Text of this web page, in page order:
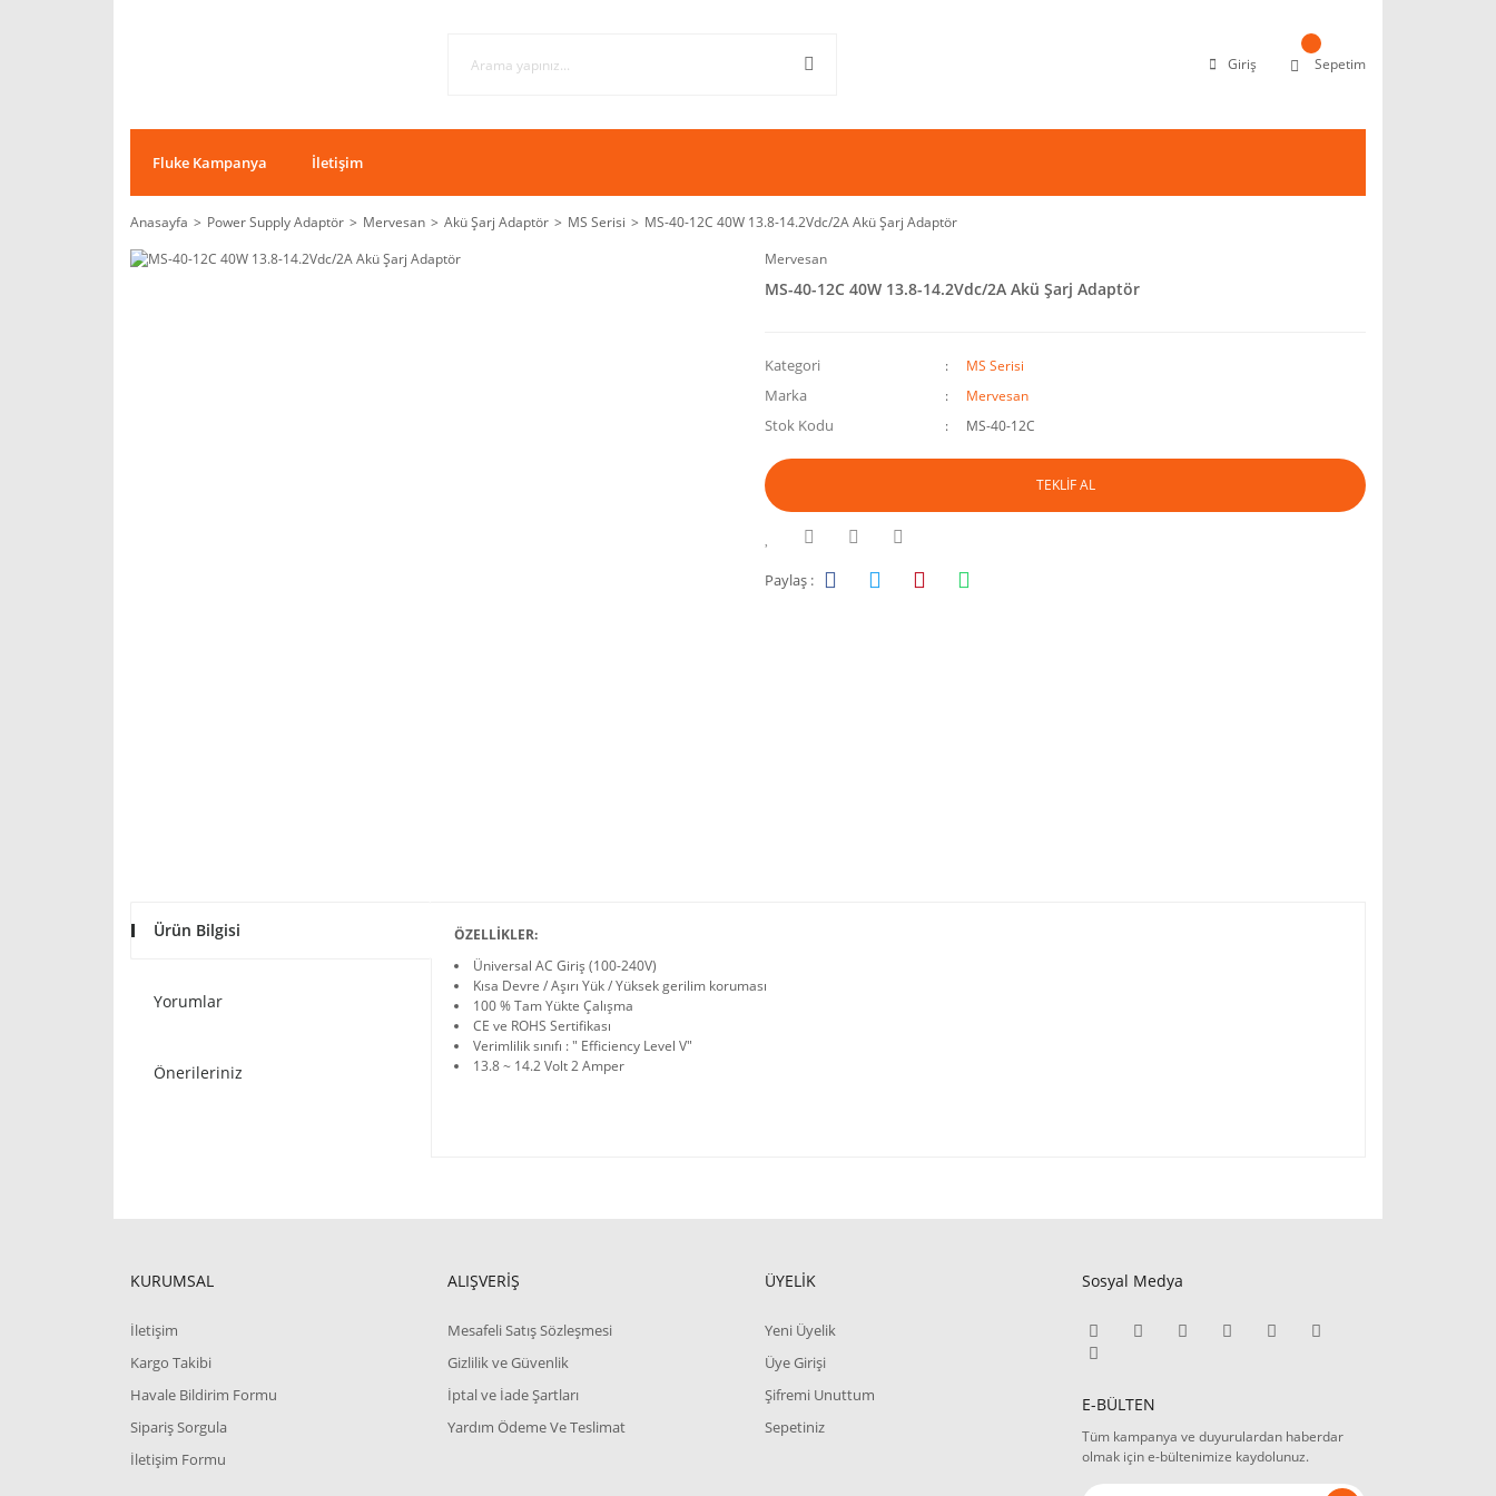
Giriş Sepetim
Fluke Kampanya İletişim
Anasayfa Power Supply Adaptör Mervesan Akü Şarj Adaptör MS Serisi
MS-40-12C 40W 13.8-14.2Vdc/2A Akü Şarj Adaptör
Mervesan
MS-40-12C 40W 13.8-14.2Vdc/2A Akü Şarj Adaptör
Kategori MS Serisi
Marka Mervesan
Stok Kodu MS-40-12C
TEKLİF AL
Paylaş :
Ürün Bilgisi
Yorumlar
Önerileriniz
ÖZELLİKLER:
Üniversal AC Giriş (100-240V)
Kısa Devre / Aşırı Yük / Yüksek gerilim koruması
100 % Tam Yükte Çalışma
CE ve ROHS Sertifikası
Verimlilik sınıfı : " Efficiency Level V"
13.8 ~ 14.2 Volt 2 Amper
KURUMSAL
İletişim
Kargo Takibi
Havale Bildirim Formu
Sipariş Sorgula
İletişim Formu
ALIŞVERİŞ
Mesafeli Satış Sözleşmesi
Gizlilik ve Güvenlik
İptal ve İade Şartları
Yardım Ödeme Ve Teslimat
ÜYELİK
Yeni Üyelik
Üye Girişi
Şifremi Unuttum
Sepetiniz
Sosyal Medya
E-BÜLTEN
Tüm kampanya ve duyurulardan haberdar
olmak için e-bültenimize kaydolunuz.